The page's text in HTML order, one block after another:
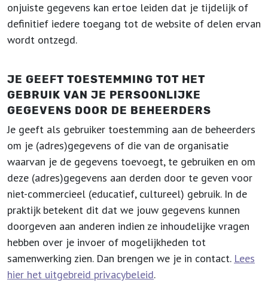
onjuiste gegevens kan ertoe leiden dat je tijdelijk of
definitief iedere toegang tot de website of delen ervan
wordt ontzegd.
JE GEEFT TOESTEMMING TOT HET
GEBRUIK VAN JE PERSOONLIJKE
GEGEVENS DOOR DE BEHEERDERS
Je geeft als gebruiker toestemming aan de beheerders
om je (adres)gegevens of die van de organisatie
waarvan je de gegevens toevoegt, te gebruiken en om
deze (adres)gegevens aan derden door te geven voor
niet-commercieel (educatief, cultureel) gebruik. In de
praktijk betekent dit dat we jouw gegevens kunnen
doorgeven aan anderen indien ze inhoudelijke vragen
hebben over je invoer of mogelijkheden tot
samenwerking zien. Dan brengen we je in contact. Lees
hier het uitgebreid privacybeleid.